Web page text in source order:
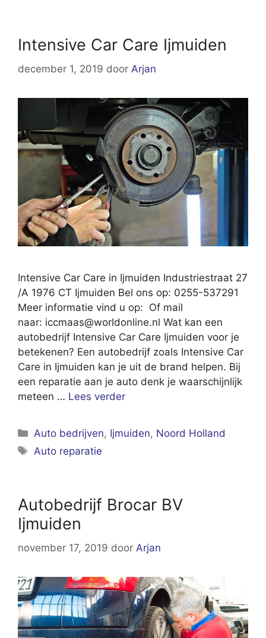
Intensive Car Care Ijmuiden
december 1, 2019 door Arjan
Intensive Car Care in Ijmuiden Industriestraat 27
/A 1976 CT Ijmuiden Bel ons op: 0255-537291
Meer informatie vind u op: Of mail
naar: iccmaas@worldonline.nl Wat kan een
autobedrijf Intensive Car Care Ijmuiden voor je
betekenen? Een autobedrijf zoals Intensive Car
Care in Ijmuiden kan je uit de brand helpen. Bij
een reparatie aan je auto denk je waarschijnlijk
meteen … Lees verder
Categorieën
Auto bedrijven, Ijmuiden, Noord Holland
Tags
Auto reparatie
Autobedrijf Brocar BV
Ijmuiden
november 17, 2019 door Arjan